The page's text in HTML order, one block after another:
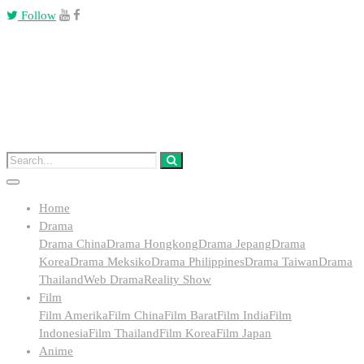
Follow
Home
Drama
Drama ChinaDrama HongkongDrama JepangDrama
KoreaDrama MeksikoDrama PhilippinesDrama TaiwanDrama
ThailandWeb DramaReality Show
Film
Film AmerikaFilm ChinaFilm BaratFilm IndiaFilm
IndonesiaFilm ThailandFilm KoreaFilm Japan
Anime